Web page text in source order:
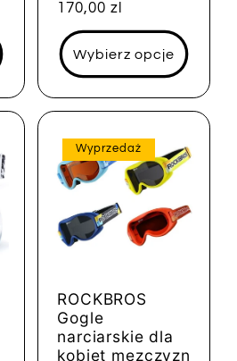
Cena
regularna
170,00 zl
Wybierz opcje
Wyprzedaż
ROCKBROS
Gogle
narciarskie dla
kobiet mezczyzn